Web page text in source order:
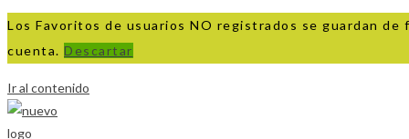
Los Favoritos de usuarios NO registrados se guardan
cuenta. Descartar
Ir al contenido